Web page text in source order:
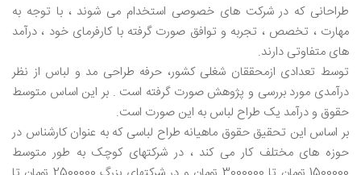
طراحانی که در شرکت های خصوصی استخدام می شوند ، با توجه به
مهارت ، تخصص ، تجربه و توافق صورت گرفته با کارفرمای خود ، درآمد
های متفاوتی دارند.
توسط تعدادی ازمحققان شغلی کشور، حرفه طراحی مد و لباس از نظر
درآمدی مورد بررسی و پژوهش صورت گرفته است . بر این اساس متوسط
حقوق و درآمد یک طراح لباس به این صورت است.
بر اساس این تحقیق حقوق ماهیانه طراح لباسی که به عنوان کارشناس در
حوزه های مختلف کار می کند ، در شرکتهای کوچک به طور متوسط